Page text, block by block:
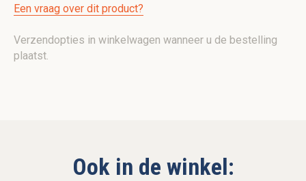
Een vraag over dit product?
Verzendopties in winkelwagen wanneer u de bestelling
plaatst.
Ook in de winkel: